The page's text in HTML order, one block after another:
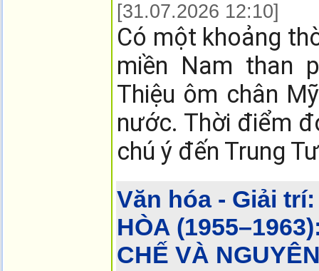
[31.07.2026 12:10]
Có một khoảng
miền Nam than
Thiệu ôm chân
nước. Thời điểm
chú ý đến Trung
Văn hóa - Giải trí:
HÒA
CHẾ VÀ